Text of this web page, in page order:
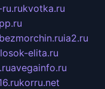
kvotka.ru
bezmorchin.ruia2.ru
elita.ru
avegainfo.ru
korru.net